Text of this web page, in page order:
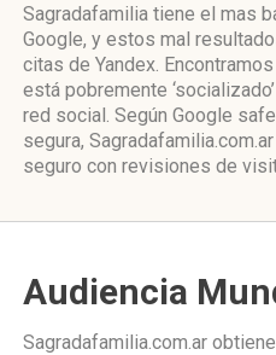
Sagradafamilia tiene el mas
Google, y estos mal
citas de Yandex.
está pobremente
red social. Según Google
segura,
seguro con revisiones de
Audiencia
Sagradafamilia.com.ar